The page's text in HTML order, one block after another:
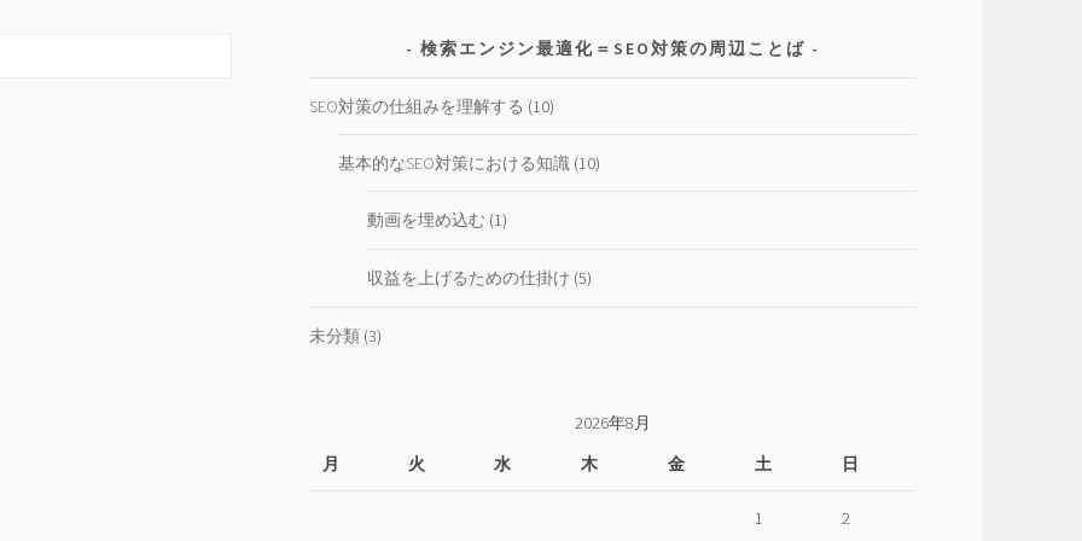
検索エンジン最適化＝SEO対策の周辺ことば
SEO対策の仕組みを理解する (10)
基本的なSEO対策における知識 (10)
動画を埋め込む (1)
収益を上げるための仕掛け (5)
未分類 (3)
2026年8月
月
火 水 木 金 土 日
1 2